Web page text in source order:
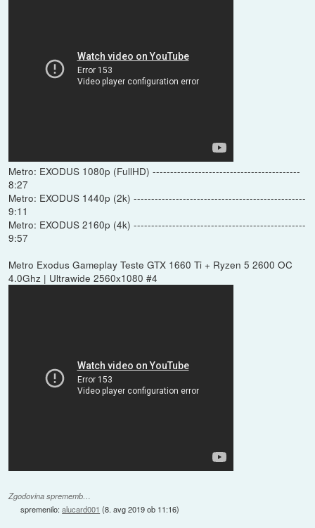
Metro: EXODUS 1080p (FullHD) ------------------------------------------
8:27
Metro: EXODUS 1440p (2k) -------------------------------------------------
9:11
Metro: EXODUS 2160p (4k) -------------------------------------------------
9:57
Metro Exodus Gameplay Teste GTX 1660 Ti + Ryzen 5 2600 OC
4.0Ghz | Ultrawide 2560x1080 #4
Zgodovina sprememb…
spremenilo:alucard001 (8. avg 2019 ob 11:16)